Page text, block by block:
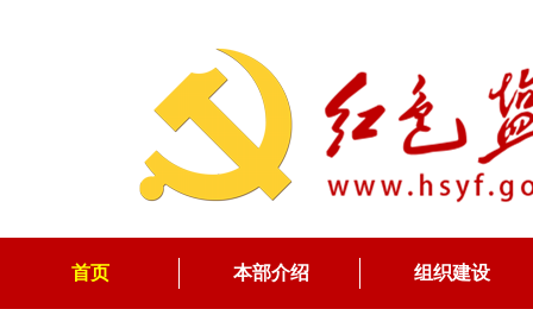
首页 本部介绍 组织建设